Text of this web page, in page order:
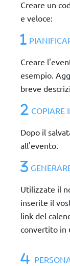
Creare un
e veloce:
Creare
esempio.
breve
COPIARE
Dopo il
all'evento.
Utilizzate il
inserite il
link del
convertito in